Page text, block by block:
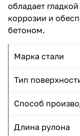
обладает
коррозии и
бетоном.
Марка стали
Тип
Способ
Длина рулона